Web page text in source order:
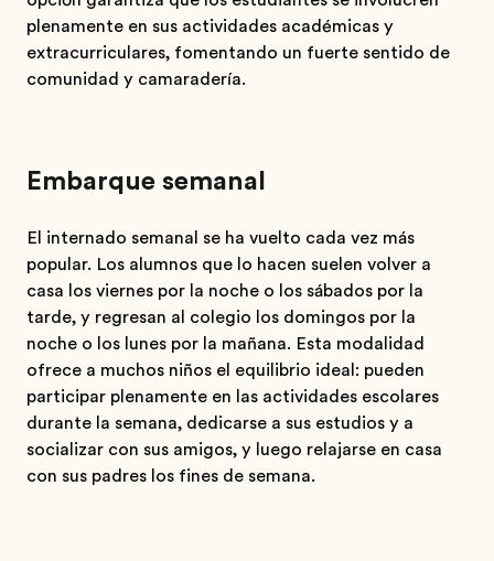
plenamente en sus actividades académicas y
extracurriculares, fomentando un fuerte sentido de
comunidad y camaradería.
Embarque semanal
El internado semanal se ha vuelto cada vez más
popular. Los alumnos que lo hacen suelen volver a
casa los viernes por la noche o los sábados por la
tarde, y regresan al colegio los domingos por la
noche o los lunes por la mañana. Esta modalidad
ofrece a muchos niños el equilibrio ideal: pueden
participar plenamente en las actividades escolares
durante la semana, dedicarse a sus estudios y a
socializar con sus amigos, y luego relajarse en casa
con sus padres los fines de semana.